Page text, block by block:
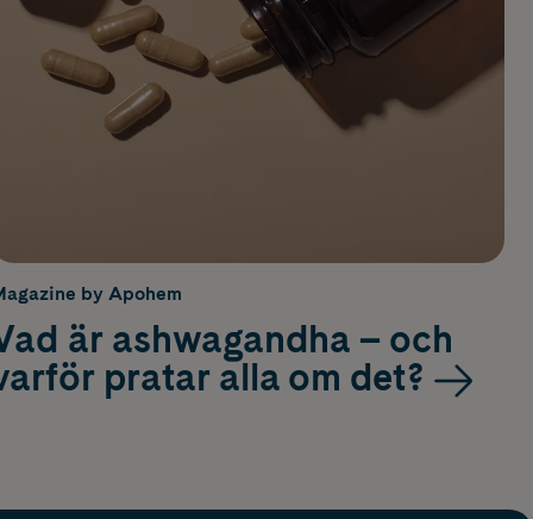
by Apohem
är ashwagandha – och
pratar alla om det?